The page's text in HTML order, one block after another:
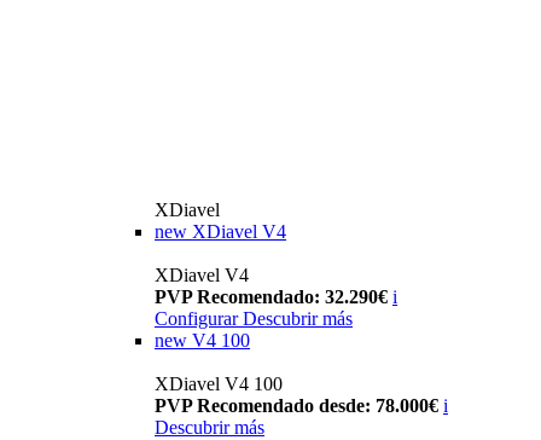
XDiavel
new XDiavel V4
XDiavel V4
PVP Recomendado: 32.290€ i
Configurar Descubrir más
new V4 100
XDiavel V4 100
PVP Recomendado desde: 78.000€ i
Descubrir más